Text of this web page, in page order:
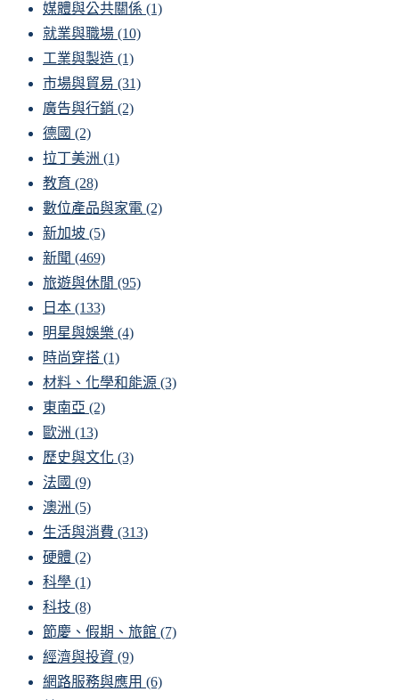
媒體與公共關係 (1)
就業與職場 (10)
工業與製造 (1)
市場與貿易 (31)
廣告與行銷 (2)
德國 (2)
拉丁美洲 (1)
教育 (28)
數位產品與家電 (2)
新加坡 (5)
新聞 (469)
旅遊與休閒 (95)
日本 (133)
明星與娛樂 (4)
時尚穿搭 (1)
材料、化學和能源 (3)
東南亞 (2)
歐洲 (13)
歷史與文化 (3)
法國 (9)
澳洲 (5)
生活與消費 (313)
硬體 (2)
科學 (1)
科技 (8)
節慶、假期、旅館 (7)
經濟與投資 (9)
網路服務與應用 (6)